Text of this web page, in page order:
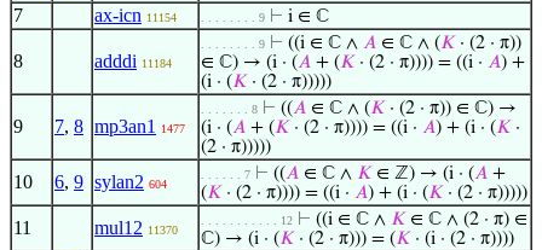
7 ax-icn 11154 . . . . . . . . 9 ⊢ i ∈ ℂ
8 adddi 11184
. . . . . . . . 9 ⊢ ((i ∈ ℂ ∧ 𝐴 ∈ ℂ ∧ (𝐾 · (2 · π))
∈ ℂ) → (i · (𝐴 + (𝐾 · (2 · π)))) = ((i · 𝐴) +
(i · (𝐾 · (2 · π)))))
9 7, 8 mp3an1 1477
. . . . . . . 8 ⊢ ((𝐴 ∈ ℂ ∧ (𝐾 · (2 · π)) ∈ ℂ) →
(i · (𝐴 + (𝐾 · (2 · π)))) = ((i · 𝐴) + (i · (𝐾 ·
(2 · π)))))
10 6, 9 sylan2 604
. . . . . . 7 ⊢ ((𝐴 ∈ ℂ ∧ 𝐾 ∈ ℤ) → (i · (𝐴 +
(𝐾 · (2 · π)))) = ((i · 𝐴) + (i · (𝐾 · (2 · π)))))
11 mul12 11370
. . . . . . . . . . . 12 ⊢ ((i ∈ ℂ ∧ 𝐾 ∈ ℂ ∧ (2 · π) ∈
ℂ) → (i · (𝐾 · (2 · π))) = (𝐾 · (i · (2 · π))))